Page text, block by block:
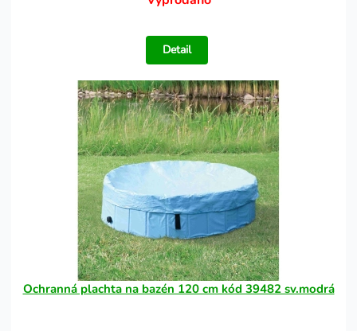
Detail
Ochranná plachta na bazén 120 cm kód 39482 sv.modrá